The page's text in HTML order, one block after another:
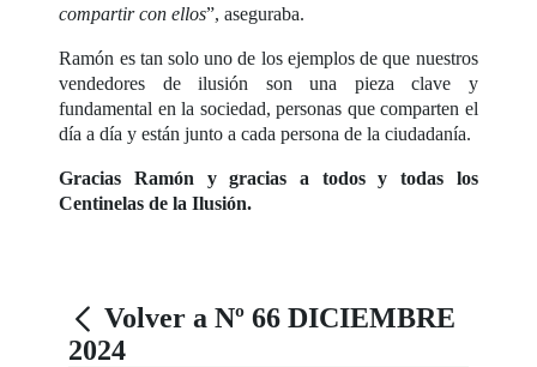
compartir con ellos”, aseguraba.
Ramón es tan solo uno de los ejemplos de que nuestros
vendedores de ilusión son una pieza clave y
fundamental en la sociedad, personas que comparten el
día a día y están junto a cada persona de la ciudadanía.
Gracias Ramón y gracias a todos y todas los
Centinelas de la Ilusión.
Volver a Nº 66 DICIEMBRE
2024